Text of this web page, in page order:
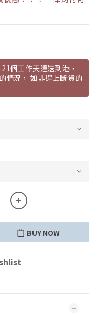
個工作天運送到港，
情況， 如非遇上斷貨的
BUY NOW